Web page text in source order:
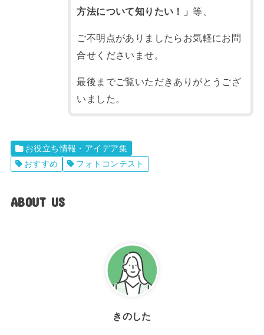
方法について知りたい！」等、
ご不明点がありましたらお気軽にお問
合せくださいませ。
最後までご覧いただきありがとうござ
いました。
お役立ち情報・アイデア集
おすすめ
フォトコンテスト
ABOUT US
きのした